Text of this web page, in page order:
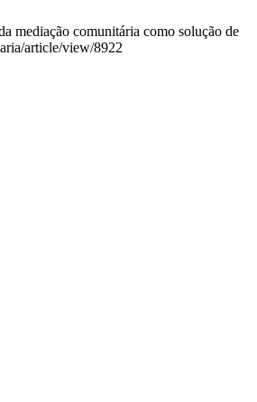
comunitária como solução de
article/view/8922